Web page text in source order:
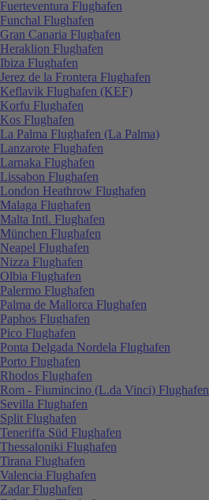
Fuerteventura Flughafen
Funchal Flughafen
Gran Canaria Flughafen
Heraklion Flughafen
Ibiza Flughafen
Jerez de la Frontera Flughafen
Keflavik Flughafen (KEF)
Korfu Flughafen
Kos Flughafen
La Palma Flughafen (La Palma)
Lanzarote Flughafen
Larnaka Flughafen
Lissabon Flughafen
London Heathrow Flughafen
Malaga Flughafen
Malta Intl. Flughafen
München Flughafen
Neapel Flughafen
Nizza Flughafen
Olbia Flughafen
Palermo Flughafen
Palma de Mallorca Flughafen
Paphos Flughafen
Pico Flughafen
Ponta Delgada Nordela Flughafen
Porto Flughafen
Rhodos Flughafen
Rom - Fiumincino (L.da Vinci) Flughafen
Sevilla Flughafen
Split Flughafen
Teneriffa Süd Flughafen
Thessaloniki Flughafen
Tirana Flughafen
Valencia Flughafen
Zadar Flughafen